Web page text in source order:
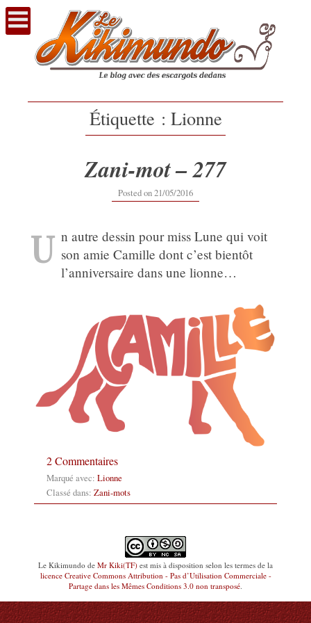
Voir
contenu
Étiquette : Lionne
Zani-mot – 277
Posted on21/05/201612/09/2019
U n autre dessin pour miss Lune qui voit
son amie Camille dont c’est bientôt
l’anniversaire dans une lionne…
2 Commentaires
Marqué avec: Lionne
Classé dans: Zani-mots
Le Kikimundo de Mr Kiki(TF) est mis à disposition selon les termes de la
licence Creative Commons Attribution - Pas d’Utilisation Commerciale -
Partage dans les Mêmes Conditions 3.0 non transposé